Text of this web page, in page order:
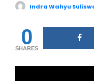
Indra Wahyu
0
SHARES